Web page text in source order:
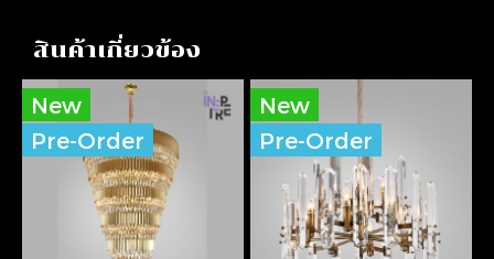
สินค้าเกี่ยวข้อง
New
Pre-Order
New
Pre-Order